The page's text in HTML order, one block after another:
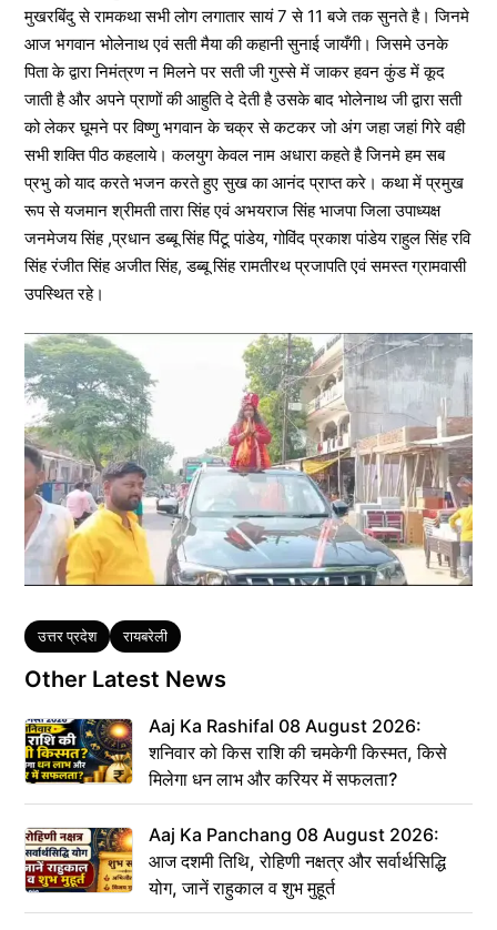
मुखरबिंदु से रामकथा सभी लोग लगातार सायं 7 से 11 बजे तक सुनते है। जिनमे
आज भगवान भोलेनाथ एवं सती मैया की कहानी सुनाई जायँगी। जिसमे उनके
पिता के द्वारा निमंत्रण न मिलने पर सती जी गुस्से में जाकर हवन कुंड में कूद
जाती है और अपने प्राणों की आहुति दे देती है उसके बाद भोलेनाथ जी द्वारा सती
को लेकर घूमने पर विष्णु भगवान के चक्र से कटकर जो अंग जहा जहां गिरे वही
सभी शक्ति पीठ कहलाये। कलयुग केवल नाम अधारा कहते है जिनमे हम सब
प्रभु को याद करते भजन करते हुए सुख का आनंद प्राप्त करे। कथा में प्रमुख
रूप से यजमान श्रीमती तारा सिंह एवं अभयराज सिंह भाजपा जिला उपाध्यक्ष
जनमेजय सिंह ,प्रधान डब्बू सिंह पिंटू पांडेय, गोविंद प्रकाश पांडेय राहुल सिंह रवि
सिंह रंजीत सिंह अजीत सिंह, डब्बू सिंह रामतीरथ प्रजापति एवं समस्त ग्रामवासी
उपस्थित रहे।
Tags
उत्तर प्रदेश रायबरेली
Other Latest News
Aaj Ka Rashifal 08 August 2026:
शनिवार को किस राशि की चमकेगी किस्मत, किसे
मिलेगा धन लाभ और करियर में सफलता?
Aaj Ka Panchang 08 August 2026:
आज दशमी तिथि, रोहिणी नक्षत्र और सर्वार्थसिद्धि
योग, जानें राहुकाल व शुभ मुहूर्त